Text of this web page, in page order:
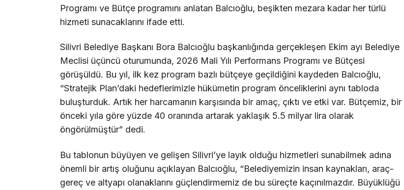
Programı ve Bütçe programını anlatan Balcıoğlu, beşikten mezara kadar her türlü
hizmeti sunacaklarını ifade etti.
Silivri Belediye Başkanı Bora Balcıoğlu başkanlığında gerçekleşen Ekim ayı Belediye
Meclisi üçüncü oturumunda, 2026 Mali Yılı Performans Programı ve Bütçesi
görüşüldü. Bu yıl, ilk kez program bazlı bütçeye geçildiğini kaydeden Balcıoğlu,
“Stratejik Plan’daki hedeflerimizle hükümetin program önceliklerini aynı tabloda
buluşturduk. Artık her harcamanın karşısında bir amaç, çıktı ve etki var. Bütçemiz, bir
önceki yıla göre yüzde 40 oranında artarak yaklaşık 5.5 milyar lira olarak
öngörülmüştür” dedi.
Bu tablonun büyüyen ve gelişen Silivri’ye layık olduğu hizmetleri sunabilmek adına
önemli bir artış oluğunu açıklayan Balcıoğlu, “Belediyemizin insan kaynakları, araç-
gereç ve altyapı olanaklarını güçlendirmemiz de bu süreçte kaçınılmazdır. Büyüklüğü